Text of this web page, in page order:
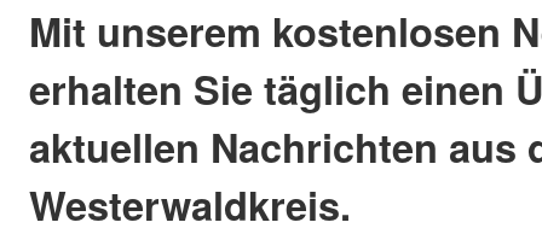
Mit unserem kostenlosen
erhalten Sie täglich einen
aktuellen Nachrichten aus
Westerwaldkreis.